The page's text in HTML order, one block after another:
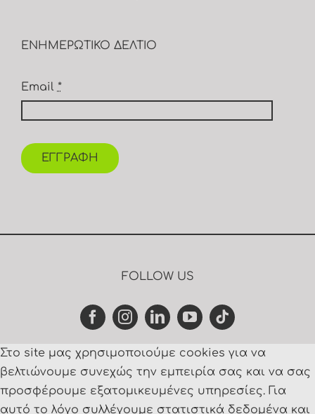
ΕΝΗΜΕΡΩΤΙΚΟ ΔΕΛΤΙΟ
Email *
ΕΓΓΡΑΦΗ
FOLLOW US
Στο site μας χρησιμοποιούμε cookies για να
βελτιώνουμε συνεχώς την εμπειρία σας και να σας
προσφέρουμε εξατομικευμένες υπηρεσίες. Για
αυτό το λόγο συλλέγουμε στατιστικά δεδομένα και